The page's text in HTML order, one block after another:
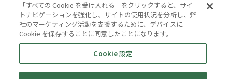
会社概要
サイトマップ
お問い合わせ
個人情報保護方針
株式会社テイツー
「すべての Cookie を受け入れる」をクリックすると、サイ
トナビゲーションを強化し、サイトの使用状況を分析し、弊
社のマーケティング活動を支援するために、デバイスに
Cookie を保存することに同意したことになります。
Cookie 設定